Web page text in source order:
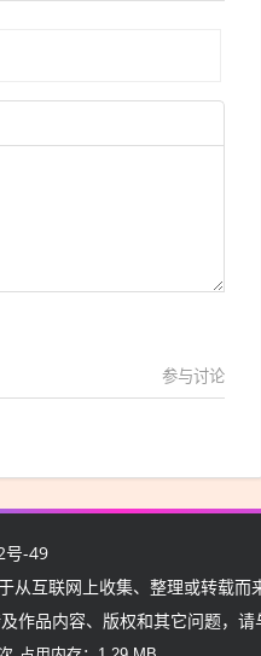
参与讨论
号-49
互联网上收集、整理或转载而
作品内容、版权和其它问题，请